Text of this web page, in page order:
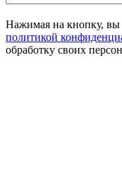
Нажимая на кнопку, вы
политикой
обработку своих